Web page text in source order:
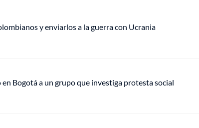
y enviarlos a la guerra con Ucrania
Bogotá a un grupo que investiga protesta social